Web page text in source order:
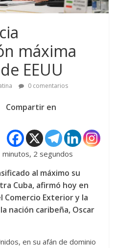
máxima
EEUU
0 comentarios
Compartir en
2 segundos
al máximo su
Cuba, afirmó hoy en
Comercio Exterior y la
nación caribeña, Oscar
en su afán de dominio